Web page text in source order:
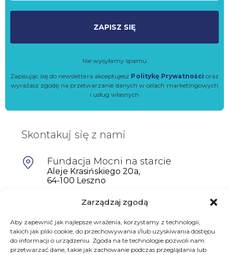
Zarządzaj zgodą
Aby zapewnić jak najlepsze wrażenia, korzystamy z technologii,
takich jak pliki cookie, do przechowywania i/lub uzyskiwania dostępu
do informacji o urządzeniu. Zgoda na te technologie pozwoli nam
przetwarzać dane, takie jak zachowanie podczas przeglądania lub
ZAPISZ SIĘ
Nie wysyłamy spamu
Zapisując się do newslettera akceptujesz Politykę Prywatności oraz
wyrażasz zgodę na przetwarzanie danych w celach marketingowych
i usług własnych
Skontakuj się z nami
Fundacja Mocni na starcie
Aleje Krasińskiego 20a,
64-100 Leszno
601698402
biuro@mocninastarcie.pl